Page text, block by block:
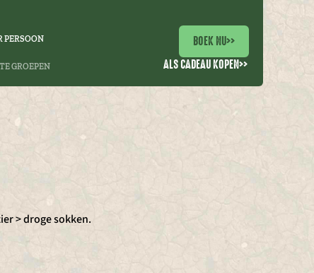
PERSOON
GROEPEN
BOEK NU>>
ALS CADEAU KOPEN>>
> droge sokken.